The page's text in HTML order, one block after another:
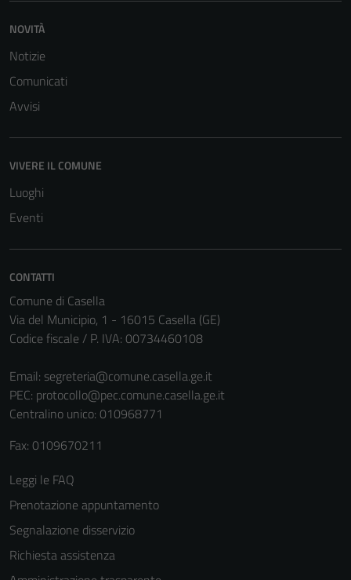
NOVITÀ
Notizie
Comunicati
Avvisi
VIVERE IL COMUNE
Luoghi
Eventi
CONTATTI
Comune di Casella
Via del Municipio, 1 - 16015 Casella (GE)
Codice fiscale / P. IVA: 00734460108
Email: segreteria@comune.casella.ge.it
PEC: protocollo@pec.comune.casella.ge.it
Centralino unico: 010968771
Fax: 0109670211
Leggi le FAQ
Prenotazione appuntamento
Segnalazione disservizio
Richiesta assistenza
del sito e non
possono
disabilitati.
Questi cookie